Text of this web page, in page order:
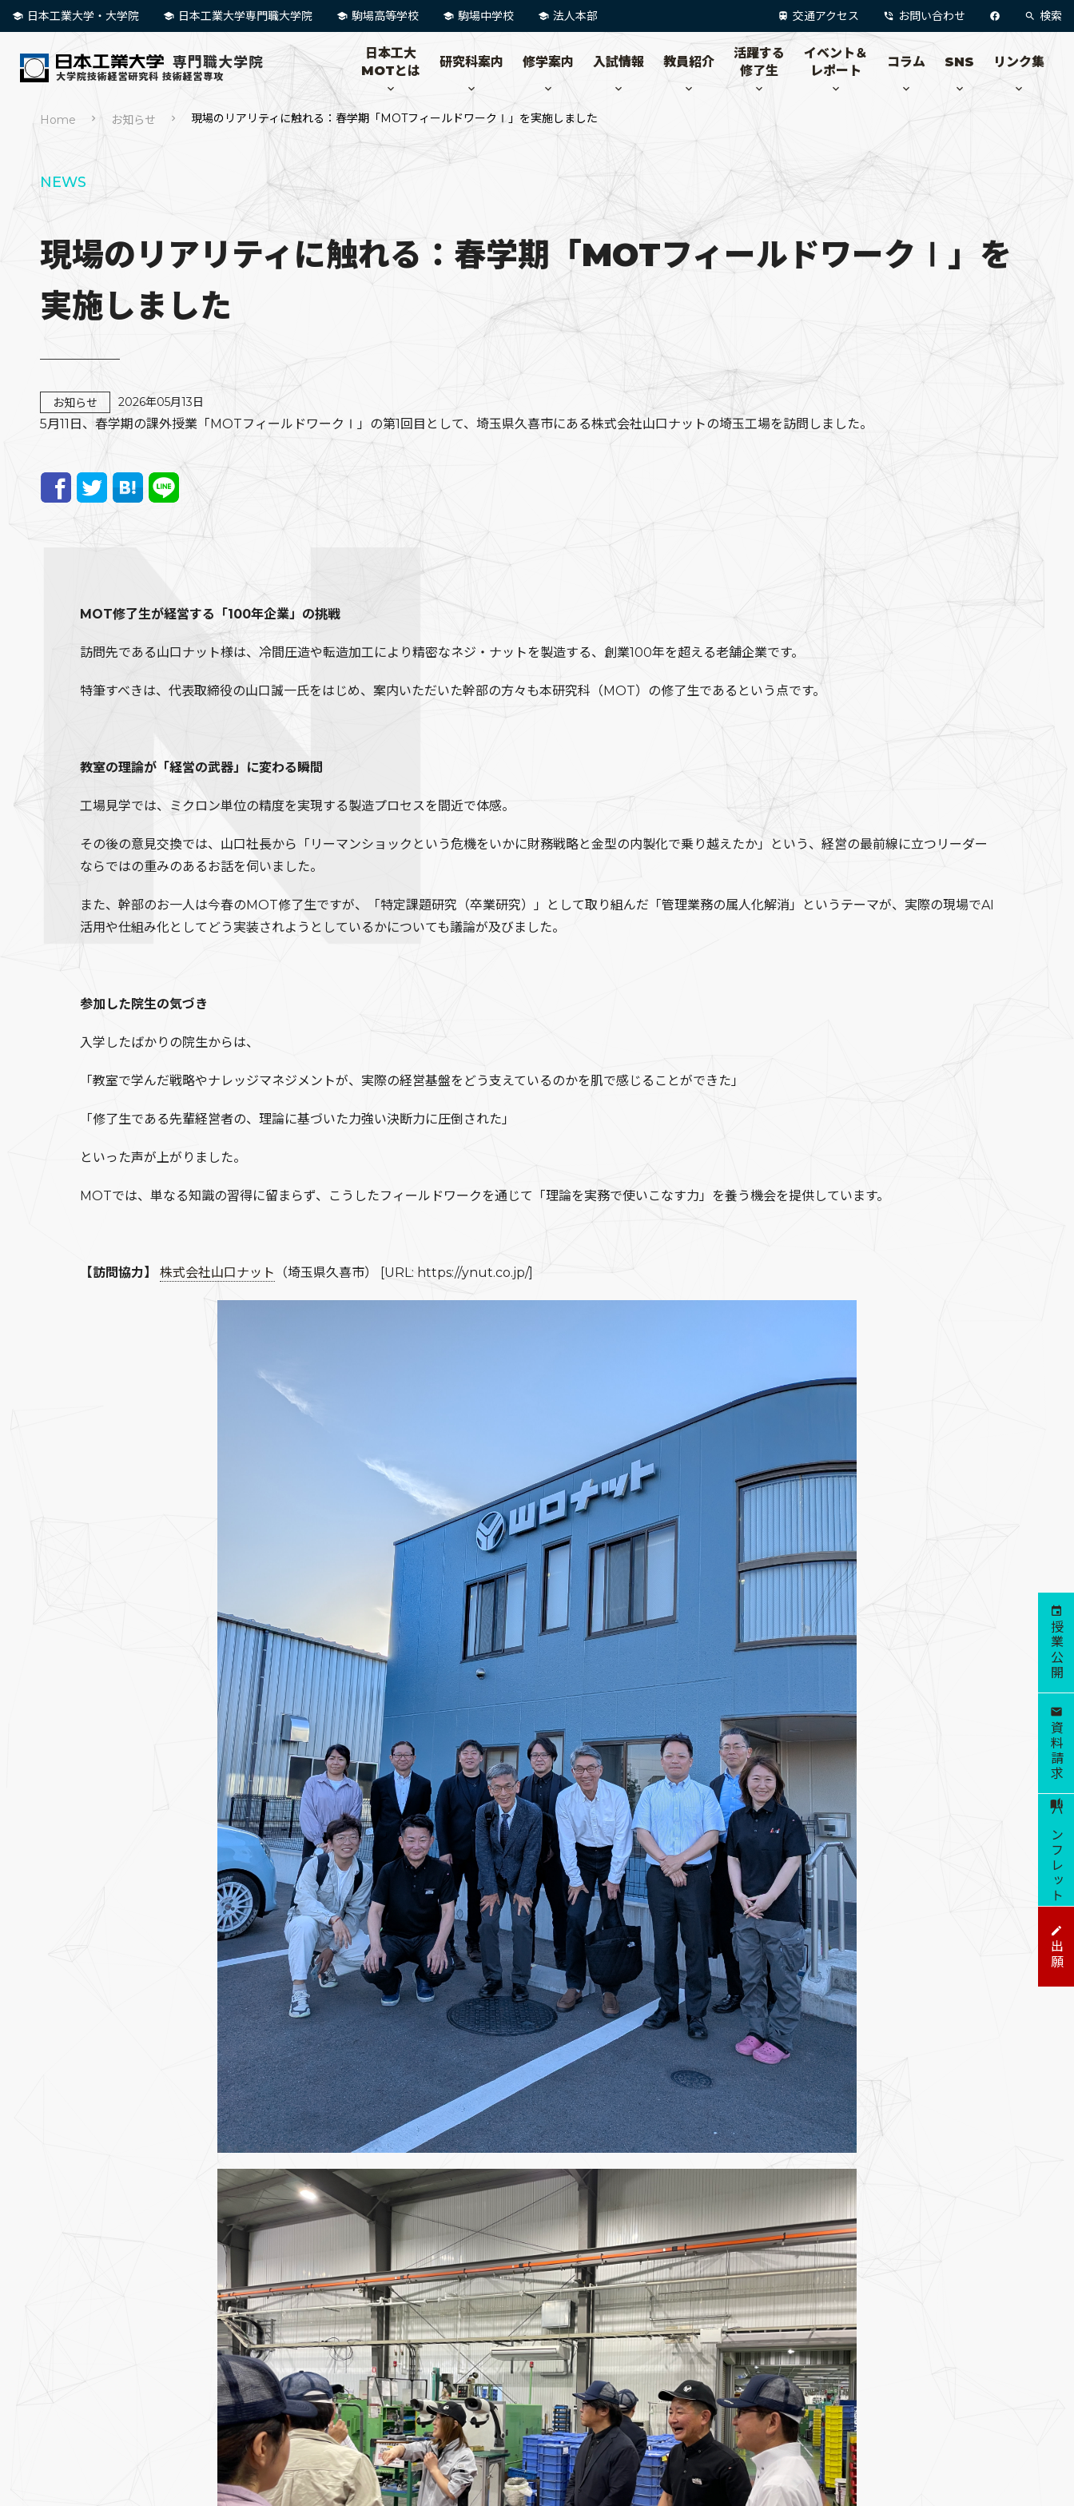
日本工業大学・大学院 日本工業大学専門職大学院 駒場高等学校 駒場中学校 法人本部 交通アクセス お問い合わせ 検索
日本工大
MOTとは
研究科案内 修学案内 入試情報 教員紹介
活躍する
修了生
イベント＆
レポート
コラム SNS リンク集
Home お知らせ 現場のリアリティに触れる：春学期「MOTフィールドワークⅠ」を実施しました
NEWS
現場のリアリティに触れる：春学期「MOTフィールドワークⅠ」を
実施しました
お知らせ 2026年05月13日
5月11日、春学期の課外授業「MOTフィールドワークⅠ」の第1回目として、埼玉県久喜市にある株式会社山口ナットの埼玉工場を訪問しました。
MOT修了生が経営する「100年企業」の挑戦
訪問先である山口ナット様は、冷間圧造や転造加工により精密なネジ・ナットを製造する、創業100年を超える老舗企業です。
特筆すべきは、代表取締役の山口誠一氏をはじめ、案内いただいた幹部の方々も本研究科（MOT）の修了生であるという点です。
教室の理論が「経営の武器」に変わる瞬間
工場見学では、ミクロン単位の精度を実現する製造プロセスを間近で体感。
その後の意見交換では、山口社長から「リーマンショックという危機をいかに財務戦略と金型の内製化で乗り越えたか」という、経営の最前線に立つリーダー
ならではの重みのあるお話を伺いました。
また、幹部のお一人は今春のMOT修了生ですが、「特定課題研究（卒業研究）」として取り組んだ「管理業務の属人化解消」というテーマが、実際の現場でAI
活用や仕組み化としてどう実装されようとしているかについても議論が及びました。
参加した院生の気づき
入学したばかりの院生からは、
「教室で学んだ戦略やナレッジマネジメントが、実際の経営基盤をどう支えているのかを肌で感じることができた」
「修了生である先輩経営者の、理論に基づいた力強い決断力に圧倒された」
といった声が上がりました。
MOTでは、単なる知識の習得に留まらず、こうしたフィールドワークを通じて「理論を実務で使いこなす力」を養う機会を提供しています。
【訪問協力】 株式会社山口ナット （埼玉県久喜市） [URL: https://ynut.co.jp/]
授業公開
資料請求
パンフレット
出願